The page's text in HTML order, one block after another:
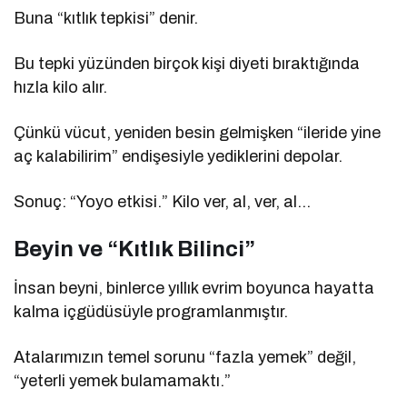
Buna “kıtlık tepkisi” denir.
Bu tepki yüzünden birçok kişi diyeti bıraktığında
hızla kilo alır.
Çünkü vücut, yeniden besin gelmişken “ileride yine
aç kalabilirim” endişesiyle yediklerini depolar.
Sonuç: “Yoyo etkisi.” Kilo ver, al, ver, al…
Beyin ve “Kıtlık Bilinci”
İnsan beyni, binlerce yıllık evrim boyunca hayatta
kalma içgüdüsüyle programlanmıştır.
Atalarımızın temel sorunu “fazla yemek” değil,
“yeterli yemek bulamamaktı.”